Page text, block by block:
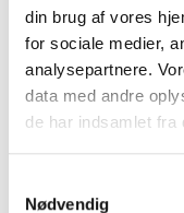
din brug af vores
for sociale medier,
analysepartnere.
data med andre
de har indsamlet fra
Nødvendig